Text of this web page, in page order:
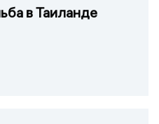
в Таиланде